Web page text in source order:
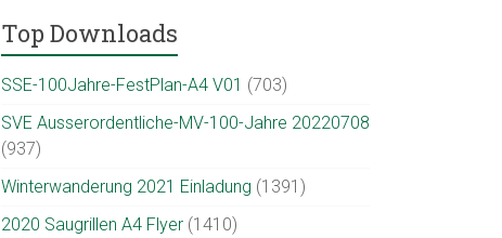
Top Downloads
SSE-100Jahre-FestPlan-A4 V01 (703)
SVE Ausserordentliche-MV-100-Jahre 20220708
(937)
Winterwanderung 2021 Einladung (1391)
2020 Saugrillen A4 Flyer (1410)